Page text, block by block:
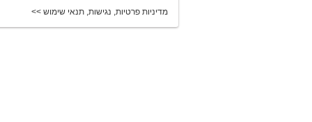
מדיניות פרטיות, נגישות, תנאי שימוש >>